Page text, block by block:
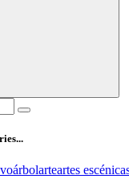
árbolarteartes